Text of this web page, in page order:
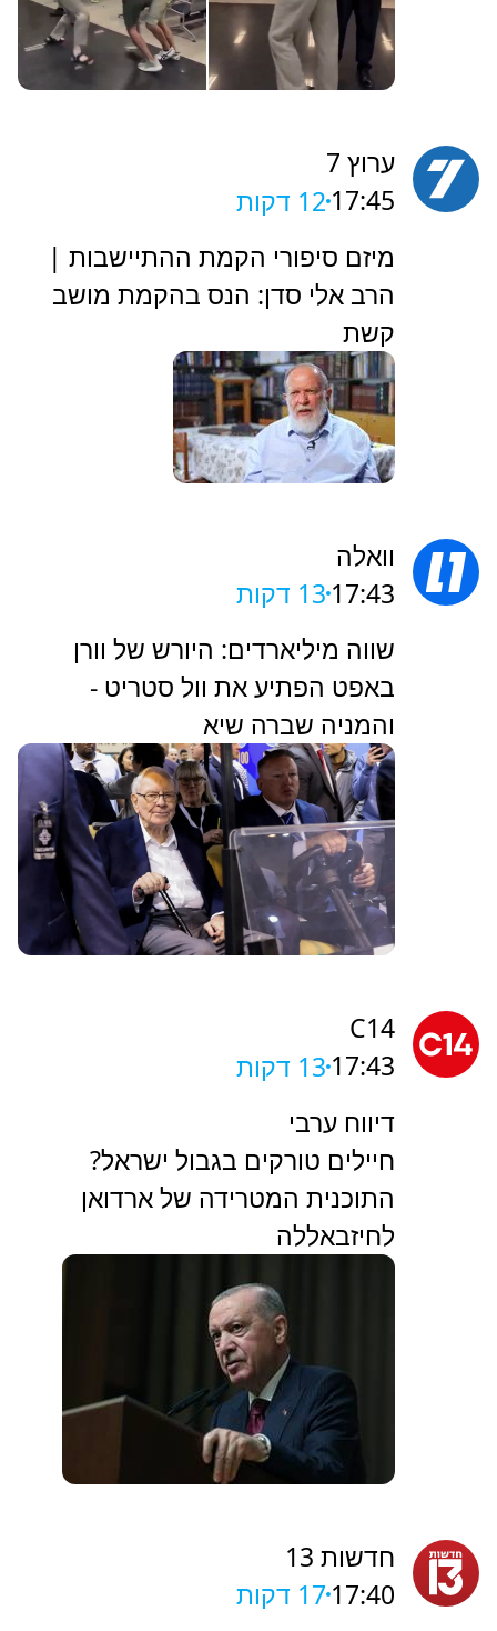
ערוץ 7
17:45 12 דקות
‏מיזם סיפורי הקמת ההתיישבות |
הרב אלי סדן: הנס בהקמת מושב
קשת
וואלה
17:43 13 דקות
שווה מיליארדים: היורש של וורן
באפט הפתיע את וול סטריט -
והמניה שברה שיא
C14
17:43 13 דקות
דיווח ערבי
חיילים טורקים בגבול ישראל?
התוכנית המטרידה של ארדואן
לחיזבאללה
חדשות 13
17:40 17 דקות